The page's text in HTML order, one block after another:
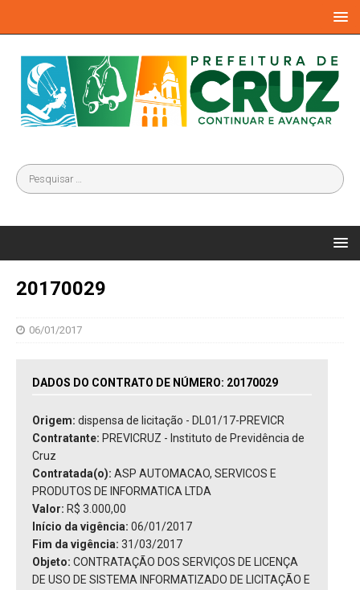
20170029
06/01/2017
DADOS DO CONTRATO DE NÚMERO: 20170029
Origem: dispensa de licitação - DL01/17-PREVICR
Contratante: PREVICRUZ - Instituto de Previdência de
Cruz
Contratada(o): ASP AUTOMACAO, SERVICOS E
PRODUTOS DE INFORMATICA LTDA
Valor: R$ 3.000,00
Início da vigência: 06/01/2017
Fim da vigência: 31/03/2017
Objeto: CONTRATAÇÃO DOS SERVIÇOS DE LICENÇA
DE USO DE SISTEMA INFORMATIZADO DE LICITAÇÃO E